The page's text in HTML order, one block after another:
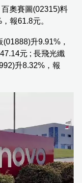
奧賽圖(02315)料
報61.8元。
升9.91%，
元 ; 長飛光纖
升8.32%，報